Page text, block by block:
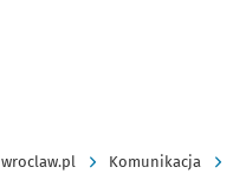
wroclaw.pl Komunikacja